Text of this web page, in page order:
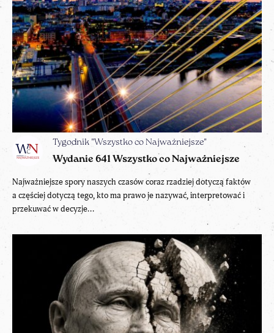
Tygodnik "Wszystko co Najważniejsze"
Wydanie 641 Wszystko co Najważniejsze
Najważniejsze spory naszych czasów coraz rzadziej dotyczą faktów
a częściej dotyczą tego, kto ma prawo je nazywać, interpretować i
przekuwać w decyzje...